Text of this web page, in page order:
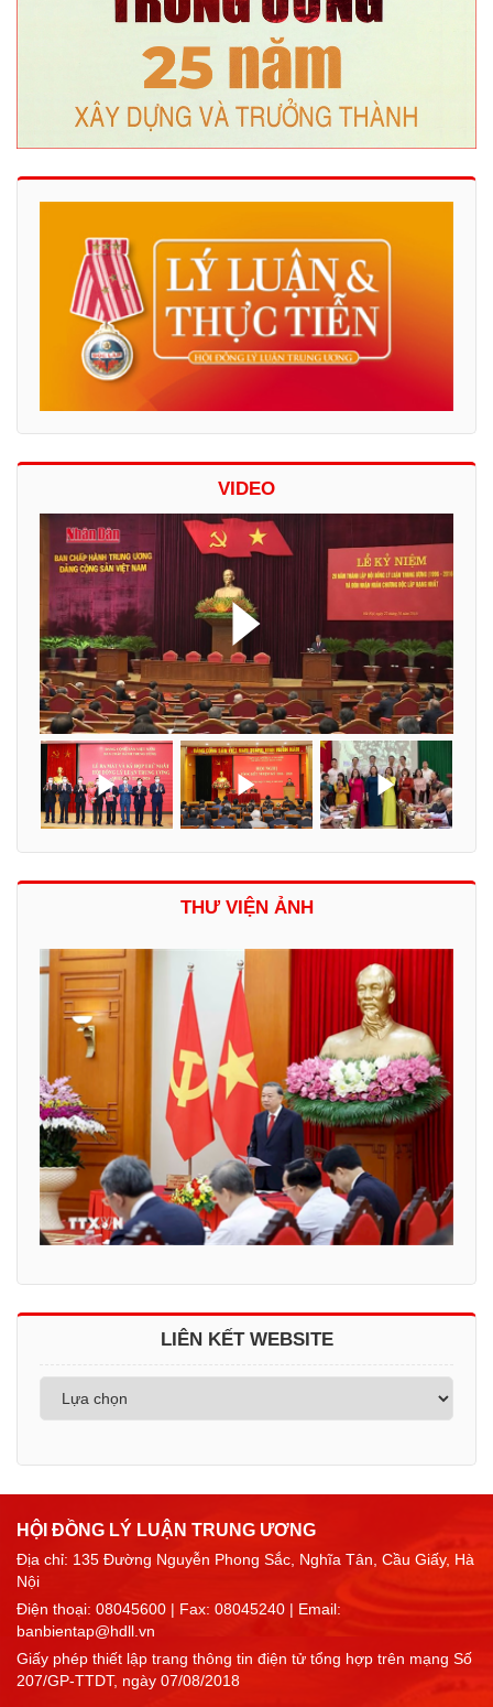
VIDEO
THƯ VIỆN ẢNH
LIÊN KẾT WEBSITE
HỘI ĐỒNG LÝ LUẬN TRUNG ƯƠNG
Địa chỉ: 135 Đường Nguyễn Phong Sắc, Nghĩa Tân, Cầu Giấy, Hà
Nội
Điện thoại: 08045600 | Fax: 08045240 | Email:
banbientap@hdll.vn
Giấy phép thiết lập trang thông tin điện tử tổng hợp trên mạng Số
207/GP-TTDT, ngày 07/08/2018